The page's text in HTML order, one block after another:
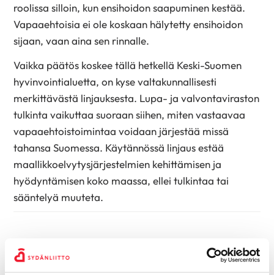
roolissa silloin, kun ensihoidon saapuminen kestää.
Vapaaehtoisia ei ole koskaan hälytetty ensihoidon
sijaan, vaan aina sen rinnalle.
Vaikka päätös koskee tällä hetkellä Keski-Suomen
hyvinvointialuetta, on kyse valtakunnallisesti
merkittävästä linjauksesta. Lupa- ja valvontaviraston
tulkinta vaikuttaa suoraan siihen, miten vastaavaa
vapaaehtoistoimintaa voidaan järjestää missä
tahansa Suomessa. Käytännössä linjaus estää
maallikkoelvytysjärjestelmien kehittämisen ja
hyödyntämisen koko maassa, ellei tulkintaa tai
sääntelyä muuteta.
– On valitettavaa, että toimiva ja ihmishenkiä
pelastanut malli joudutaan lopettamaan